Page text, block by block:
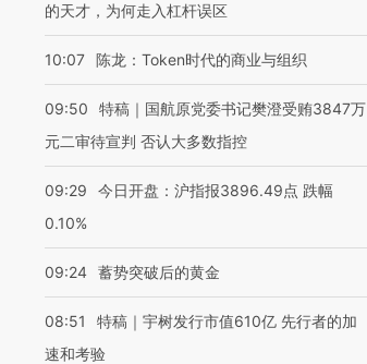
的天才，为何走入杠杆误区
10:07 陈龙：Token时代的商业与组织
09:50
特稿｜国航原党委书记樊澄受贿3847万
元二审待宣判 否认大多数指控
09:29
今日开盘：沪指报3896.49点 跌幅
0.10%
09:24 蓄势突破后的黄金
08:51
特稿｜宇树发行市值610亿 先行者的加
速和考验